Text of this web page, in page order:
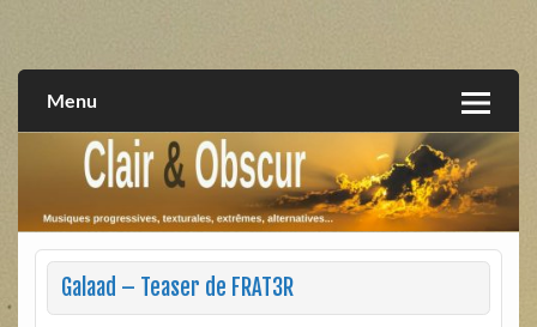
extrêmes, alternatives, texturales
Menu
Galaad – Teaser de FRAT3R